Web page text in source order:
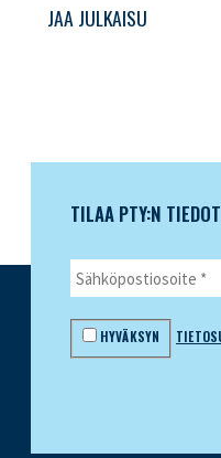
JAA JULKAISU
TILAA PTY:N
HYVÄKSYN